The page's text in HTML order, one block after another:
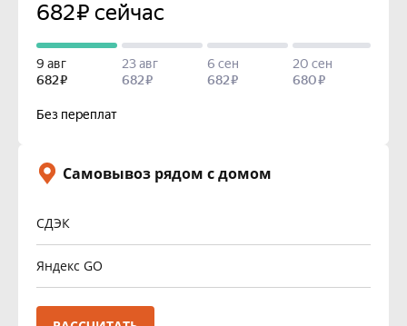
Самовывоз рядом с домом
СДЭК
Яндекс GO